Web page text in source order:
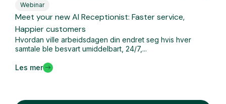
Webinar
Meet your new AI Receptionist: Faster service,
Happier customers
Hvordan ville arbeidsdagen din endret seg hvis hver
samtale ble besvart umiddelbart, 24/7,...
Les mer